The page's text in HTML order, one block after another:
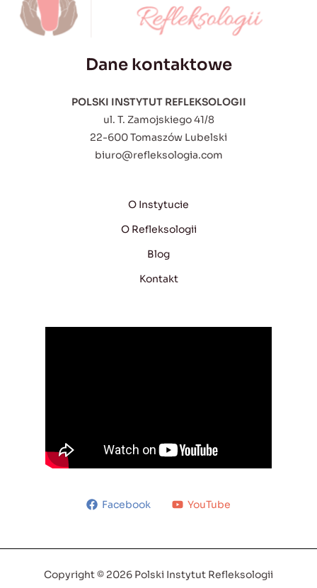
Dane kontaktowe
POLSKI INSTYTUT REFLEKSOLOGII
ul. T. Zamojskiego 41/8
22-600 Tomaszów Lubelski
biuro@refleksologia.com
O Instytucie
O Refleksologii
Blog
Kontakt
Facebook YouTube
Copyright © 2026 Polski Instytut Refleksologii